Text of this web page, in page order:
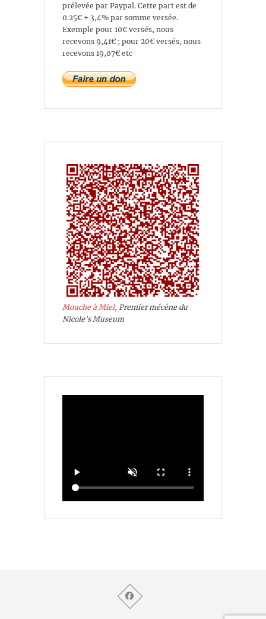
prélevée par Paypal. Cette part est de
0.25€ + 3,4% par somme versée.
Exemple pour 10€ versés, nous
recevons 9,41€ ; pour 20€ versés, nous
recevons 19,07€ etc
Mouche à Miel, Premier mécène du
Nicole's Museum